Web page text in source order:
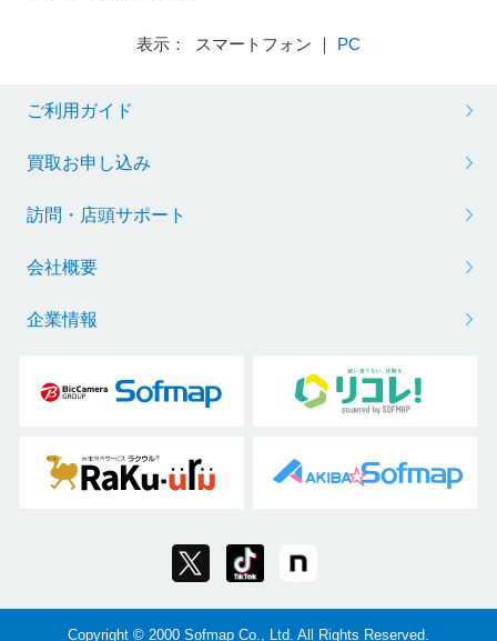
表示： スマートフォン ｜ PC
ご利用ガイド
買取お申し込み
訪問・店頭サポート
会社概要
企業情報
Copyright © 2000 Sofmap Co., Ltd. All Rights Reserved.